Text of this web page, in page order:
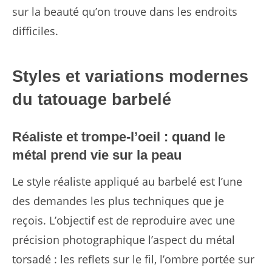
sur la beauté qu’on trouve dans les endroits
difficiles.
Styles et variations modernes
du tatouage barbelé
Réaliste et trompe-l’oeil : quand le
métal prend vie sur la peau
Le style réaliste appliqué au barbelé est l’une
des demandes les plus techniques que je
reçois. L’objectif est de reproduire avec une
précision photographique l’aspect du métal
torsadé : les reflets sur le fil, l’ombre portée sur